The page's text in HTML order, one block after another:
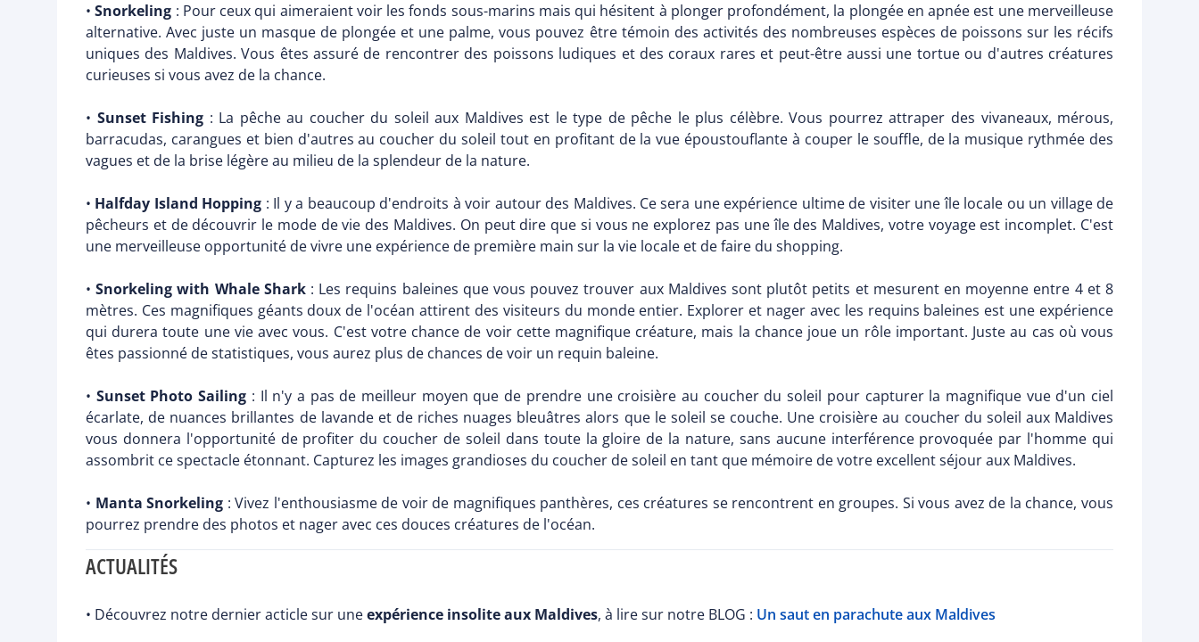
•Snorkeling : Pour ceux qui aimeraient voir les fonds sous-marins mais qui hésitent à plonger profondément, la plongée en apnée est une merveilleuse
alternative. Avec juste un masque de plongée et une palme, vous pouvez être témoin des activités des nombreuses espèces de poissons sur les récifs
uniques des Maldives. Vous êtes assuré de rencontrer des poissons ludiques et des coraux rares et peut-être aussi une tortue ou d'autres créatures
curieuses si vous avez de la chance.
• Sunset Fishing : La pêche au coucher du soleil aux Maldives est le type de pêche le plus célèbre. Vous pourrez attraper des vivaneaux, mérous,
barracudas, carangues et bien d'autres au coucher du soleil tout en profitant de la vue époustouflante à couper le souffle, de la musique rythmée des
vagues et de la brise légère au milieu de la splendeur de la nature.
• Halfday Island Hopping : Il y a beaucoup d'endroits à voir autour des Maldives. Ce sera une expérience ultime de visiter une île locale ou un village de
pêcheurs et de découvrir le mode de vie des Maldives. On peut dire que si vous ne explorez pas une île des Maldives, votre voyage est incomplet. C'est
une merveilleuse opportunité de vivre une expérience de première main sur la vie locale et de faire du shopping.
•Snorkeling with Whale Shark: Les requins baleines que vous pouvez trouver aux Maldives sont plutôt petits et mesurent en moyenne entre 4 et 8
mètres. Ces magnifiques géants doux de l'océan attirent des visiteurs du monde entier. Explorer et nager avec les requins baleines est une expérience
qui durera toute une vie avec vous. C'est votre chance de voir cette magnifique créature, mais la chance joue un rôle important. Juste au cas où vous
êtes passionné de statistiques, vous aurez plus de chances de voir un requin baleine.
• Sunset Photo Sailing : Il n'y a pas de meilleur moyen que de prendre une croisière au coucher du soleil pour capturer la magnifique vue d'un ciel
écarlate, de nuances brillantes de lavande et de riches nuages bleuâtres alors que le soleil se couche. Une croisière au coucher du soleil aux Maldives
vous donnera l'opportunité de profiter du coucher de soleil dans toute la gloire de la nature, sans aucune interférence provoquée par l'homme qui
assombrit ce spectacle étonnant. Capturez les images grandioses du coucher de soleil en tant que mémoire de votre excellent séjour aux Maldives.
• Manta Snorkeling : Vivez l'enthousiasme de voir de magnifiques panthères, ces créatures se rencontrent en groupes. Si vous avez de la chance, vous
pourrez prendre des photos et nager avec ces douces créatures de l'océan.
ACTUALITÉS
• Découvrez notre dernier acticle sur uneexpérience insolite aux Maldives, à lire sur notre BLOG : Un saut en parachute aux Maldives